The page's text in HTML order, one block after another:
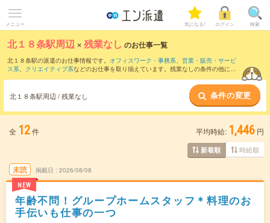
メニュー 気になる! ログイン 検索
北１８条駅周辺 ×残業なし のお仕事一覧
北１８条駅の派遣のお仕事情報です。 オフィスワーク・事務系、 営業・販売・サービ
ス系、 クリエイティブ系などのお仕事を取り揃えています。残業なしの条件の他に、
北１８条駅周辺 / 残業なし 条件の変更
全 12件 平均時給: 1,446 円
新着順 時給順
未読
NEW
掲載日 2026/08/08
年齢不問！グループホームスタッフ＊料理のお
手伝いも仕事の一つ